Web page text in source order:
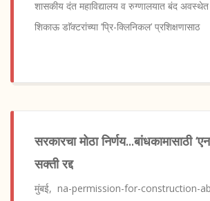
शासकीय दंत महाविद्यालय व रुग्णालयात बंद
शिकाऊ डाॅक्टरांच्या ’प्रि-क्लिनिकल’ प्रशिक्षणासाठ
सरकारचा मोठा निर्णय...बांधकामासाठी
सक्ती रद्द
मुंबई, na-permission-for-construction-